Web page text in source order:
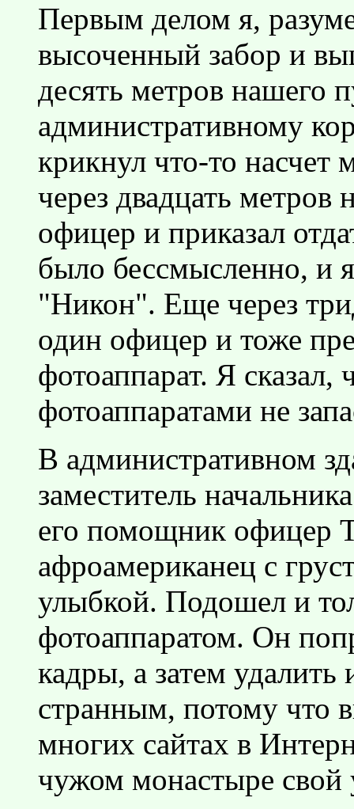
Первым делом я,
высоченный забор и
десять метров нашего
административному
крикнул что-то насчет
через двадцать метров
офицер и приказал
было бессмысленно, и
"Никон". Еще через
один офицер и тоже
фотоаппарат. Я
фотоаппаратами не
В административном
заместитель
его помощник офицер
афроамериканец с
улыбкой. Подошел и
фотоаппаратом. Он
кадры, а затем
странным, потому что
многих сайтах в
чужом монастыре свой